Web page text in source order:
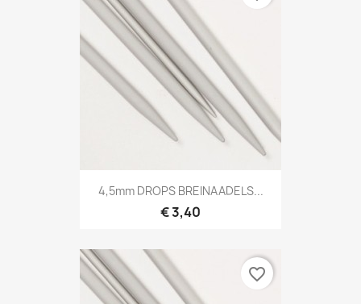
4,5mm DROPS BREINAADELS...
€ 3,40
favorite_border